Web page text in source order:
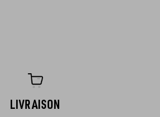
LIVRAISON